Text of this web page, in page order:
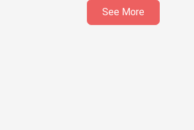
See More